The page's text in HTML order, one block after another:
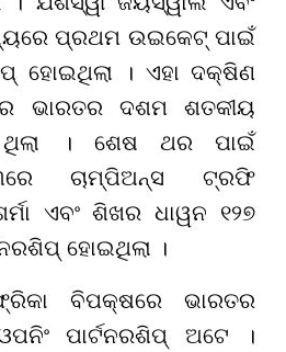
ପ୍ରଥମ ଉଇକେଟ୍ ପାଇଁ
ହୋଇଥିଲା । ଏହା ଦକ୍ଷିଣ
ଭାରତର ଦଶମ ଶତକୀୟ
ଥିଲା । ଶେଷ ଥର ପାଇଁ
ଚାମ୍ପିଅନ୍ସ ଟ୍ରଫି
ଏବଂ ଶିଖର ଧାୱନ ୧୨୭
ହୋଇଥିଲା ।
ବିପକ୍ଷରେ ଭାରତର
ପାର୍ଟନରଶିପ୍ ଅଟେ ।